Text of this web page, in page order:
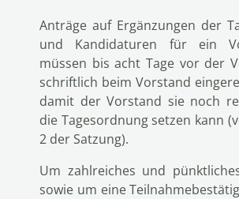
Anträge auf Ergänzungen der
und Kandidaturen für ein
müssen bis acht Tage vor der
schriftlich beim Vorstand
damit der Vorstand sie noch
die Tagesordnung setzen kann
2 der Satzung).
Um zahlreiches und
sowie um eine